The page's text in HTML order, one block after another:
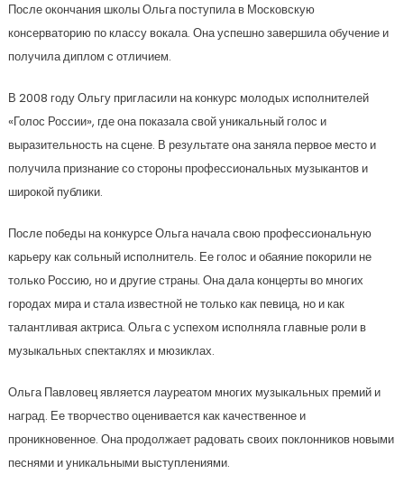
После окончания школы Ольга поступила в Московскую
консерваторию по классу вокала. Она успешно завершила обучение и
получила диплом с отличием.
В 2008 году Ольгу пригласили на конкурс молодых исполнителей
«Голос России», где она показала свой уникальный голос и
выразительность на сцене. В результате она заняла первое место и
получила признание со стороны профессиональных музыкантов и
широкой публики.
После победы на конкурсе Ольга начала свою профессиональную
карьеру как сольный исполнитель. Ее голос и обаяние покорили не
только Россию, но и другие страны. Она дала концерты во многих
городах мира и стала известной не только как певица, но и как
талантливая актриса. Ольга с успехом исполняла главные роли в
музыкальных спектаклях и мюзиклах.
Ольга Павловец является лауреатом многих музыкальных премий и
наград. Ее творчество оценивается как качественное и
проникновенное. Она продолжает радовать своих поклонников новыми
песнями и уникальными выступлениями.